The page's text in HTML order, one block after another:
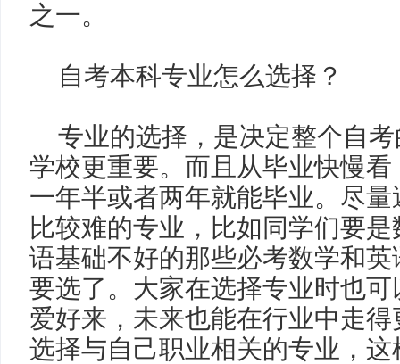
之一。
自考本科专业怎么选择？
专业的选择，是决定整个自
学校更重要。而且从毕业快慢
一年半或者两年就能毕业。尽
比较难的专业，比如同学们要
语基础不好的那些必考数学和
要选了。大家在选择专业时也
爱好来，未来也能在行业中走
选择与自己职业相关的专业，